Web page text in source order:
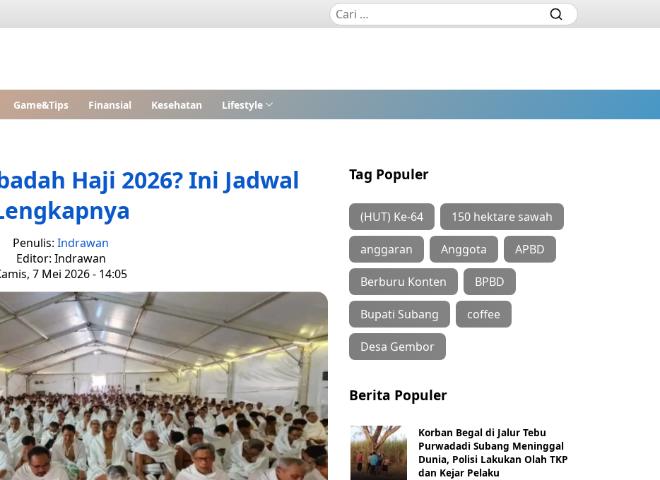
Game&Tips Finansial Kesehatan Lifestyle
Haji 2026? Ini Jadwal
Penulis: Indrawan
Editor: Indrawan
7 Mei 2026 - 14:05
Tag Populer
(HUT) Ke-64 150 hektare sawah
anggaran Anggota APBD
Berburu Konten BPBD
Bupati Subang coffee
Desa Gembor
Berita Populer
Korban Begal di Jalur Tebu
Purwadadi Subang Meninggal
Dunia, Polisi Lakukan Olah TKP
dan Kejar Pelaku